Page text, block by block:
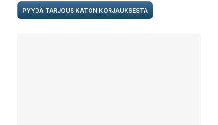
PYYDÄ TARJOUS KATON KORJAUKSESTA